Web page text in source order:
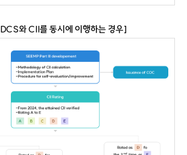
와 CII를 동시에 이행하는 경우]